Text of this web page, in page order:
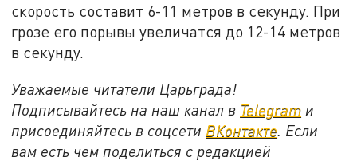
скорость составит 6-11 метров в секунду. При
грозе его порывы увеличатся до 12-14 метров
в секунду.
Уважаемые читатели Царьграда!
Подписывайтесь на наш канал в Telegram и
присоединяйтесь в соцсети ВКонтакте . Если
вам есть чем поделиться с редакцией